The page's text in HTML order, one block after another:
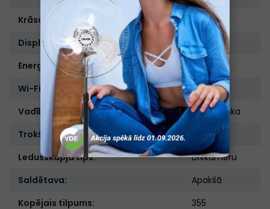
Krāsa:
Antracīts
Displejs:
Ir
Energoefektivitātes klase :
E
Wi-Fi:
Nav
Vadības veids:
Elektroniska
Trokšņu līmenis, db:
Ledusskapja tips:
Divkameru
Saldētava:
Apakšā
Kopējais tilpums:
355